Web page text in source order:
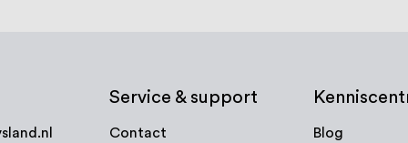
Service & support
Contact
Blog